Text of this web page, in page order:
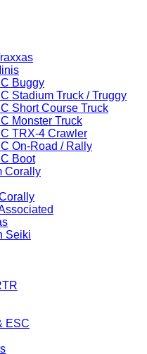
Buggy
Stadium Truck / Truggy
Short Course Truck
Monster Truck
TRX-4 Crawler
On-Road / Rally
Boot
Corally
Seiki
ESC